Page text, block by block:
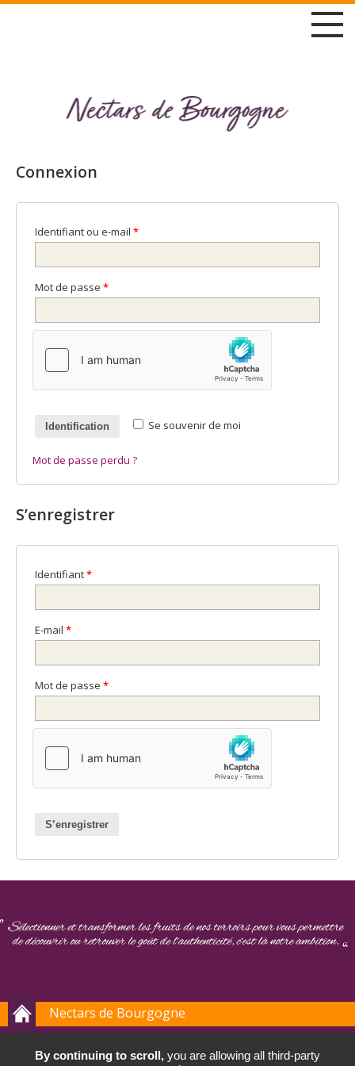
GELÉES & CONFITURES
SIROPS CRÈMES & LIQUEURS
VINAIGRES À LA PULPE DE FRUITS
Connexion
Identifiant ou e-mail *
Mot de passe *
Se souvenir de moi
Identification
Mot de passe perdu ?
S’enregistrer
Identifiant*
E-mail *
Mot de passe *
S’enregistrer
Nectars de Bourgogne
ACTUALITÉS
By continuing to scroll, you are allowing all third-party